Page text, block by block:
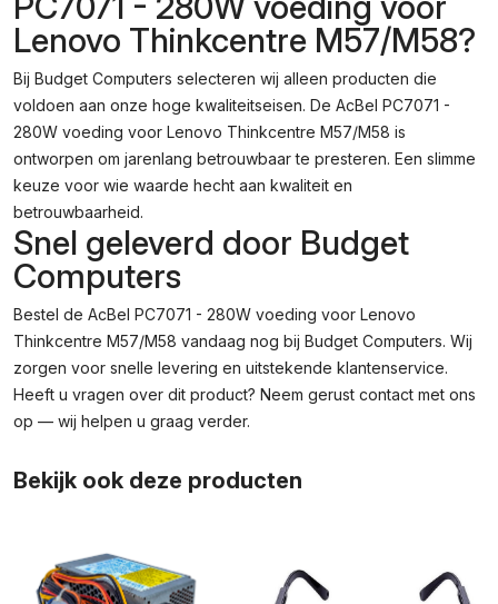
Lenovo Thinkcentre M57/M58?
Bij Budget Computers selecteren wij alleen producten die
voldoen aan onze hoge kwaliteitseisen. De AcBel PC7071 -
280W voeding voor Lenovo Thinkcentre M57/M58 is
ontworpen om jarenlang betrouwbaar te presteren. Een slimme
keuze voor wie waarde hecht aan kwaliteit en
betrouwbaarheid.
Snel geleverd door Budget
Computers
Bestel de AcBel PC7071 - 280W voeding voor Lenovo
Thinkcentre M57/M58 vandaag nog bij Budget Computers. Wij
zorgen voor snelle levering en uitstekende klantenservice.
Heeft u vragen over dit product? Neem gerust contact met ons
op — wij helpen u graag verder.
Bekijk ook deze producten